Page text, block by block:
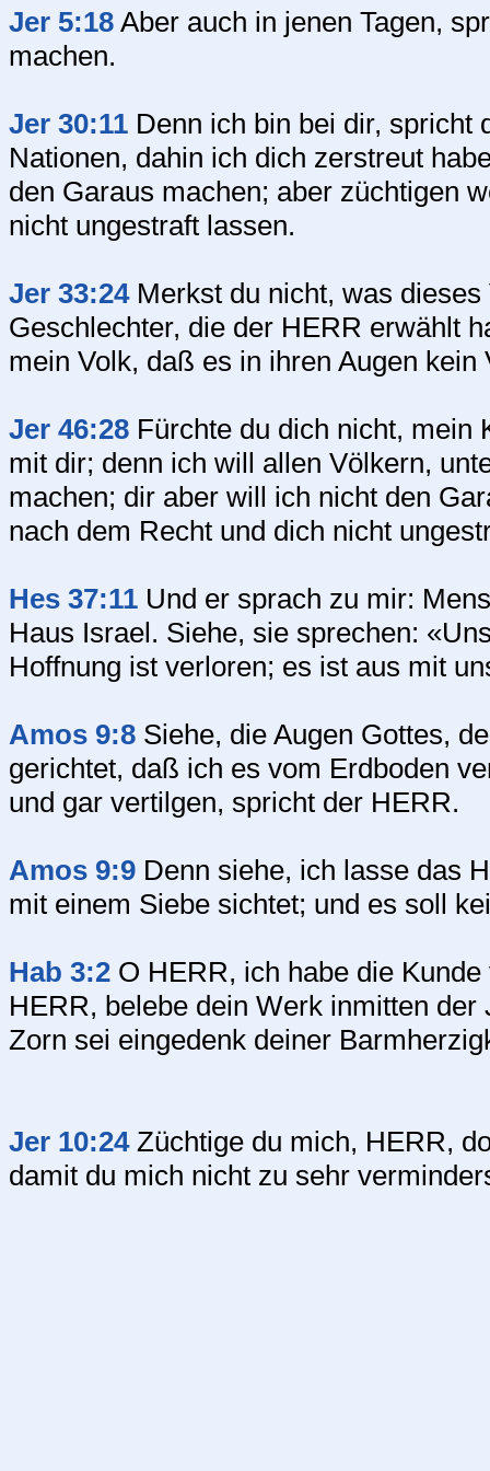
Jer 5:18 Aber auch in jenen Tagen,
machen.
Jer 30:11 Denn ich bin bei dir, spricht
Nationen, dahin ich dich zerstreut
den Garaus machen; aber züchtigen
nicht ungestraft lassen.
Jer 33:24Merkst du nicht, was dieses
Geschlechter, die der HERR erwählt
mein Volk, daß es in ihren Augen kein
Jer 46:28 Fürchte du dich nicht, mein
mit dir; denn ich will allen Völkern,
machen; dir aber will ich nicht den
nach dem Recht und dich nicht
Hes 37:11 Und er sprach zu mir:
Haus Israel. Siehe, sie sprechen:
Hoffnung ist verloren; es ist aus mit
Amos 9:8 Siehe, die Augen Gottes,
gerichtet, daß ich es vom Erdboden
und gar vertilgen, spricht der HERR.
Amos 9:9 Denn siehe, ich lasse das
mit einem Siebe sichtet; und es soll
Hab 3:2 O HERR, ich habe die
HERR, belebe dein Werk inmitten
Zorn sei eingedenk deiner
Jer 10:24Züchtige du mich, HERR,
damit du mich nicht zu sehr